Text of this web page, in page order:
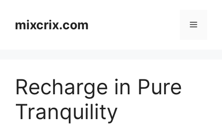
contentmixcrix.com Menu
Recharge in Pure
Tranquility